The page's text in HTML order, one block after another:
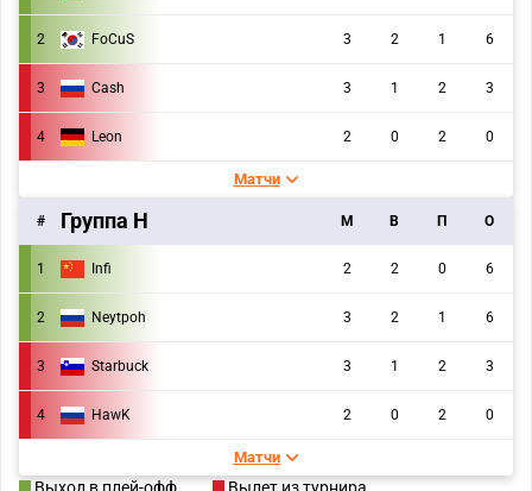
2 FoCuS 3 2 1 6
3 Cash 3 1 2 3
4 Leon 2 0 2 0
Матчи
# Группа H M В П О
1 Infi 2 2 0 6
2 Neytpoh 3 2 1 6
3 Starbuck 3 1 2 3
4 HawK 2 0 2 0
Матчи